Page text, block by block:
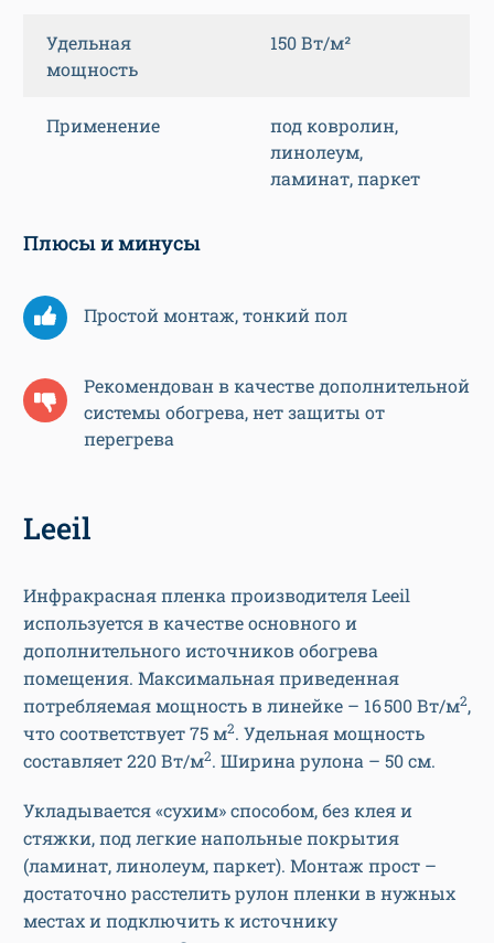
Удельная
мощность
150 Вт/м²
Применение
под ковролин,
линолеум,
ламинат, паркет
Плюсы и минусы
Простой монтаж, тонкий пол
Рекомендован в качестве дополнительной
системы обогрева, нет защиты от
перегрева
Leeil
Инфракрасная пленка производителя Leeil
используется в качестве основного и
дополнительного источников обогрева
помещения. Максимальная приведенная
потребляемая мощность в линейке – 16 500 Вт/м2,
что соответствует 75 м2. Удельная мощность
составляет 220 Вт/м2. Ширина рулона – 50 см.
Укладывается «сухим» способом, без клея и
стяжки, под легкие напольные покрытия
(ламинат, линолеум, паркет). Монтаж прост –
достаточно расстелить рулон пленки в нужных
местах и подключить к источнику